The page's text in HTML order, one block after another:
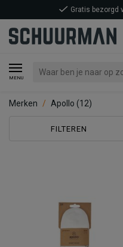
MENU
Gratis bezorgd
Merken Apollo (12)
FILTEREN